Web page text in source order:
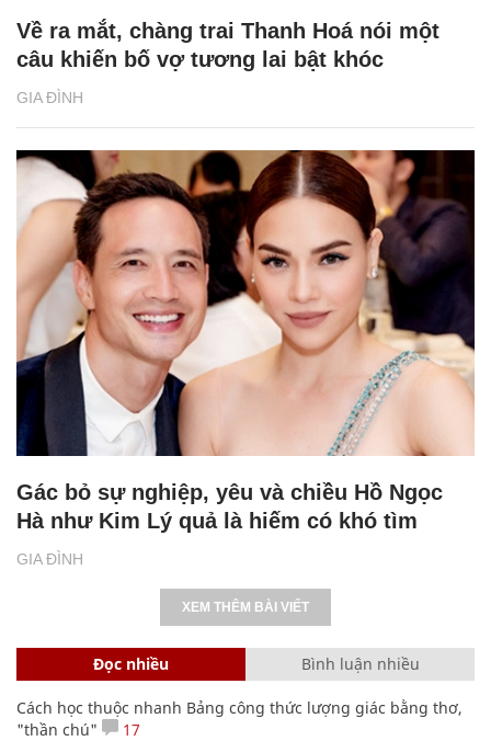
GIA ĐÌNH
Về ra mắt, chàng trai Thanh Hoá nói một
câu khiến bố vợ tương lai bật khóc
GIA ĐÌNH
Gác bỏ sự nghiệp, yêu và chiều Hồ Ngọc
Hà như Kim Lý quả là hiếm có khó tìm
XEM THÊM BÀI VIẾT
Đọc nhiều Bình luận nhiều
Cách học thuộc nhanh Bảng công thức lượng giác bằng thơ,
"thần chú"
17